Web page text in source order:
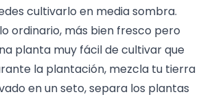
cultivarlo en media sombra.
ordinario, más bien fresco pero
planta muy fácil de cultivar que
la plantación, mezcla tu tierra
en un seto, separa los plantas